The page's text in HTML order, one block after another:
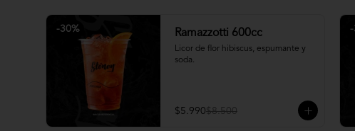
-30% Ramazzotti 600cc
Licor de flor hibiscus, espumante y
soda.
$5.990$8.500
-